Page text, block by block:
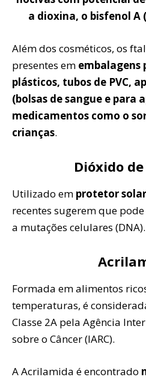
a dioxina, o bisfenol A
Além dos cosméticos, os
presentes em embalagens
plásticos, tubos de PVC,
(bolsas de sangue e para
medicamentos como o
crianças.
Dióxido
Utilizado em protetor
recentes sugerem que
a mutações celulares (DNA).
Formada em alimentos
temperaturas, é
Classe 2A pela Agência
sobre o Câncer (IARC).
A Acrilamida é encontrado